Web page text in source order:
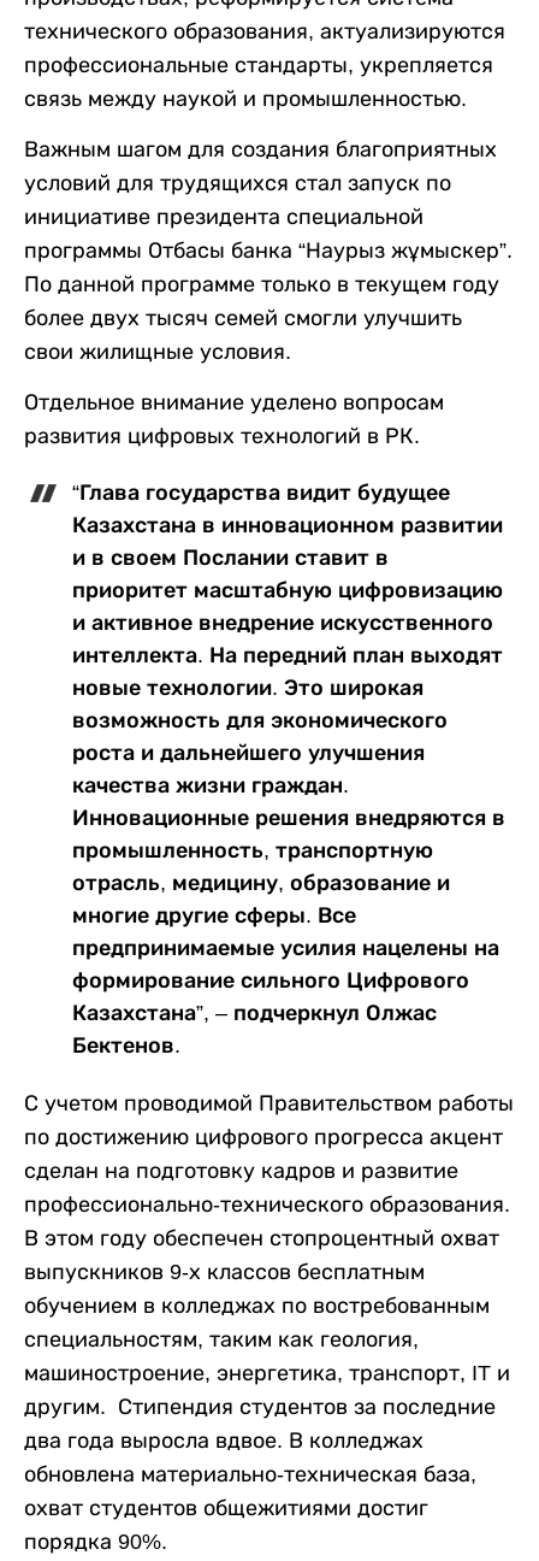
технического образования, актуализируются
профессиональные стандарты, укрепляется
связь между наукой и промышленностью.
Важным шагом для создания благоприятных
условий для трудящихся стал запуск по
инициативе президента специальной
программы Отбасы банка “Наурыз жұмыскер”.
По данной программе только в текущем году
более двух тысяч семей смогли улучшить
свои жилищные условия.
Отдельное внимание уделено вопросам
развития цифровых технологий в РК.
“Глава государства видит будущее
Казахстана в инновационном развитии
и в своем Послании ставит в
приоритет масштабную цифровизацию
и активное внедрение искусственного
интеллекта. На передний план выходят
новые технологии. Это широкая
возможность для экономического
роста и дальнейшего улучшения
качества жизни граждан.
Инновационные решения внедряются в
промышленность, транспортную
отрасль, медицину, образование и
многие другие сферы. Все
предпринимаемые усилия нацелены на
формирование сильного Цифрового
Казахстана”, – подчеркнул Олжас
Бектенов.
С учетом проводимой Правительством работы
по достижению цифрового прогресса акцент
сделан на подготовку кадров и развитие
профессионально-технического образования.
В этом году обеспечен стопроцентный охват
выпускников 9-х классов бесплатным
обучением в колледжах по востребованным
специальностям, таким как геология,
машиностроение, энергетика, транспорт, IT и
другим. Стипендия студентов за последние
два года выросла вдвое. В колледжах
обновлена материально-техническая база,
охват студентов общежитиями достиг
порядка 90%.